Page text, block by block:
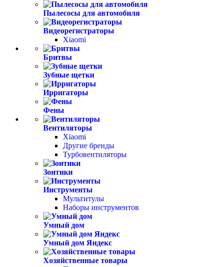
Пылесосы для автомобиля
Видеорегистраторы
Xiaomi
Бритвы
Зубные щетки
Ирригаторы
Фены
Вентиляторы
Xiaomi
Другие бренды
Турбовентиляторы
Зонтики
Инструменты
Мультитулы
Наборы инструментов
Умный дом
Умный дом Яндекс
Хозяйственные товары